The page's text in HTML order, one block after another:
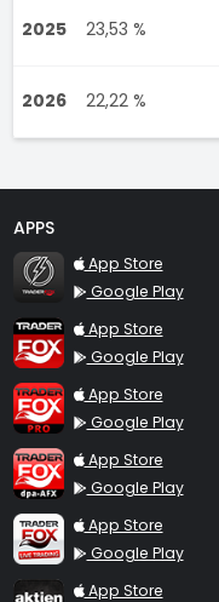
2025 23,53 %
2026 22,22 %
APPS
TraderFox Flash
App Store
Google Play
TraderFox App
App Store
Google Play
TraderFox Pro
App Store
Google Play
TraderFox dpa-AFX
App Store
Google Play
TraderFox Live Trading
App Store
Google Play
TraderFox aktien Magazin
App Store